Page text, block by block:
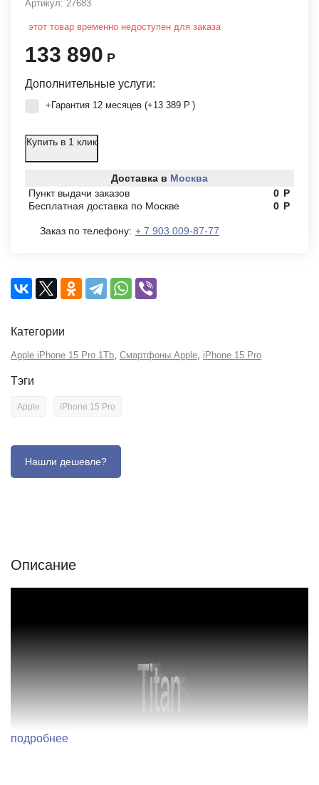
Артикул: 27683
этот товар временно недоступен для заказа
133 890 Р
Дополнительные услуги:
+Гарантия 12 месяцев (+13 389 Р )
Купить в 1 клик
Доставка в Москва
Пункт выдачи заказов
0 Р
Бесплатная доставка по Москве
0 Р
Заказ по телефону: + 7 903 009-87-77
Категории
Apple iPhone 15 Pro 1Tb Смартфоны Apple iPhone 15 Pro
Тэги
Apple iPhone 15 Pro
Описание
подробнее